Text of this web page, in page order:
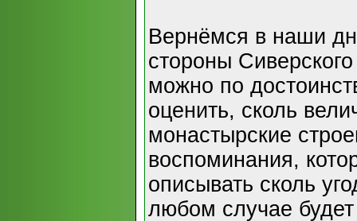
Вернёмся в наши
стороны
можно по
оценить, сколь
монастырские
воспоминания,
описывать сколь
любом случае будет